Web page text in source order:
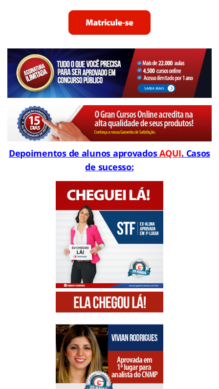
Depoimentos de alunos aprovadosAQUI. Casos
de sucesso: